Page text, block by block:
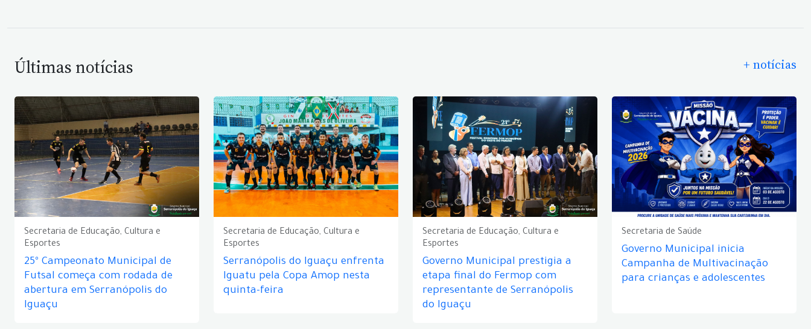
Últimas notícias + notícias
Secretaria de Educação, Cultura e
Esportes
25º Campeonato Municipal de
Futsal começa com rodada de
abertura em Serranópolis do
Iguaçu
Secretaria de Educação, Cultura e
Esportes
Serranópolis do Iguaçu enfrenta
Iguatu pela Copa Amop nesta
quinta-feira
Secretaria de Educação, Cultura e
Esportes
Governo Municipal prestigia a
etapa final do Fermop com
representante de Serranópolis
do Iguaçu
Secretaria de Saúde
Governo Municipal inicia
Campanha de Multivacinação
para crianças e adolescentes